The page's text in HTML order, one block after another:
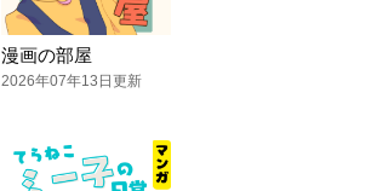
漫画の部屋
2026年07年13日更新